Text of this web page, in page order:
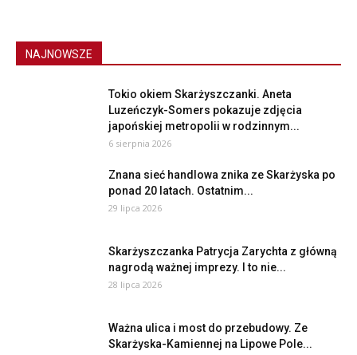
NAJNOWSZE
Tokio okiem Skarżyszczanki. Aneta
Luzeńczyk-Somers pokazuje zdjęcia
japońskiej metropolii w rodzinnym...
6 sierpnia 2026
Znana sieć handlowa znika ze Skarżyska po
ponad 20 latach. Ostatnim...
29 lipca 2026
Skarżyszczanka Patrycja Zarychta z główną
nagrodą ważnej imprezy. I to nie...
28 lipca 2026
Ważna ulica i most do przebudowy. Ze
Skarżyska-Kamiennej na Lipowe Pole...